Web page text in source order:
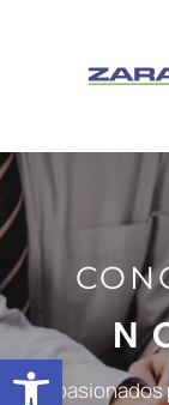
Abrir
Apasionados